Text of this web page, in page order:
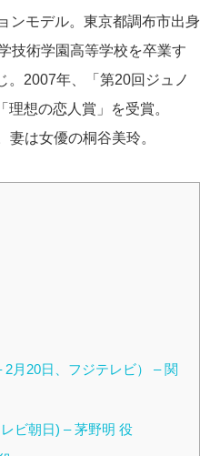
ンモデル。東京都調布市出身
技術学園高等学校を卒業す
。2007年、「第20回ジュノ
想の恋人賞」を受賞。
は女優の桐谷美玲。
月20日、フジテレビ） – 関
ビ朝日) – 茅野明 役